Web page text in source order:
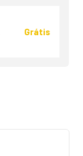
Grátis